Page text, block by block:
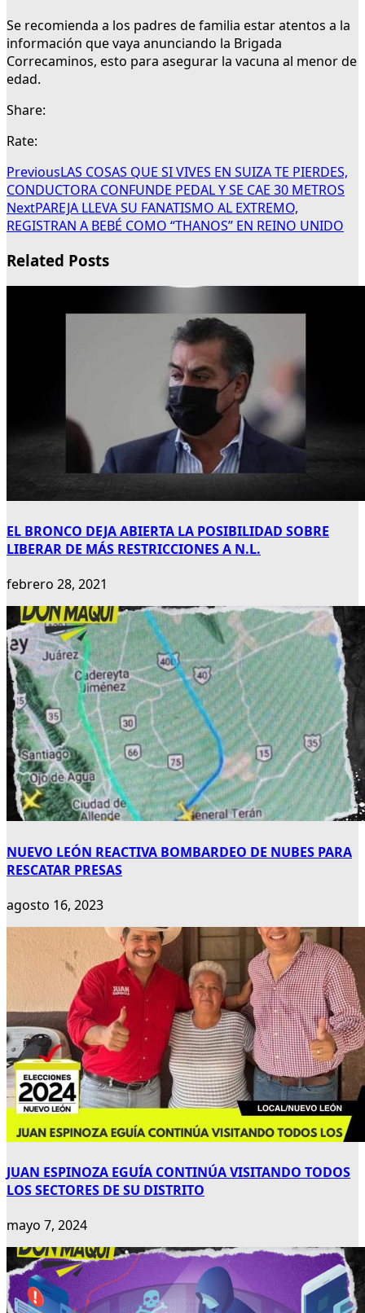
Se recomienda a los padres de familia estar atentos a la
información que vaya anunciando la Brigada
Correcaminos, esto para asegurar la vacuna al menor de
edad.
Share:
Rate:
PreviousLAS COSAS QUE SI VIVES EN SUIZA TE PIERDES,
CONDUCTORA CONFUNDE PEDAL Y SE CAE 30 METROS
NextPAREJA LLEVA SU FANATISMO AL EXTREMO,
REGISTRAN A BEBÉ COMO “THANOS” EN REINO UNIDO
Related Posts
EL BRONCO DEJA ABIERTA LA POSIBILIDAD SOBRE
LIBERAR DE MÁS RESTRICCIONES A N.L.
febrero 28, 2021
NUEVO LEÓN REACTIVA BOMBARDEO DE NUBES PARA
RESCATAR PRESAS
agosto 16, 2023
JUAN ESPINOZA EGUÍA CONTINÚA VISITANDO TODOS
LOS SECTORES DE SU DISTRITO
mayo 7, 2024